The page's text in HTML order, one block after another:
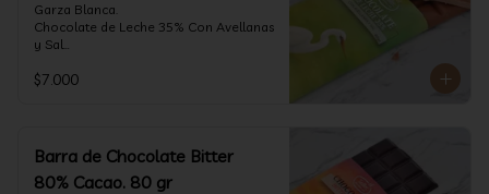
gr
Garza Blanca.
Chocolate de Leche 35% Con Avellanas
y Sal
artesanalmente con Avellanas
con la textura y complemento de sabor
de las avellanas y sal.
Formato: tableta 80 gramos.
$7.000
Barra de Chocolate Bitter
80% Cacao. 80 gr